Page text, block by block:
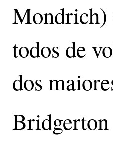
todos de
dos
Bridgerton